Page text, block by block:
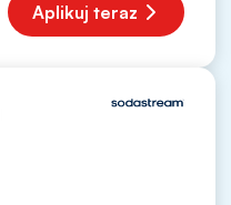
Aplikuj teraz